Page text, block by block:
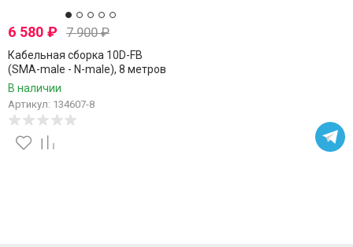
6 580 ₽ 7 900₽
Кабельная сборка 10D-FB
(SMA-male - N-male), 8 метров
В наличии
Артикул: 134607-8